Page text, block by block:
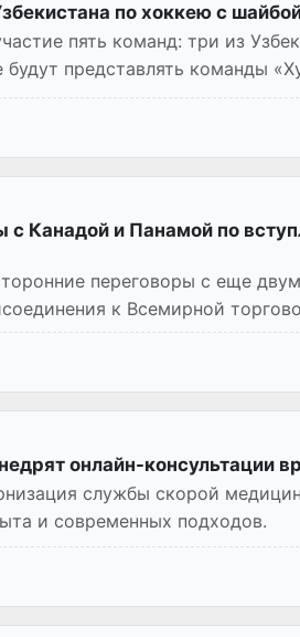
по хоккею с
пять команд: три из
представлять команды
с Канадой и Панамой по
переговоры с еще
к Всемирной
онлайн-консультации
службы скорой
и современных подходов.